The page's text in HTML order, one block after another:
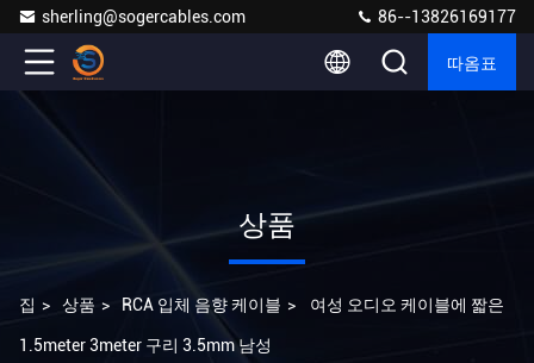
sherling@sogercables.com 86--13826169177
따옴표
상품
집 > 상품 > RCA 입체 음향 케이블 > 여성 오디오 케이블에 짧은
1.5meter 3meter 구리 3.5mm 남성